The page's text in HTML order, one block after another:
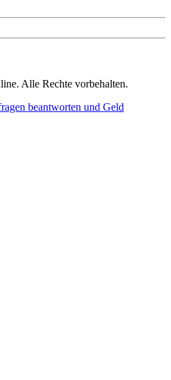
Alle Rechte vorbehalten.